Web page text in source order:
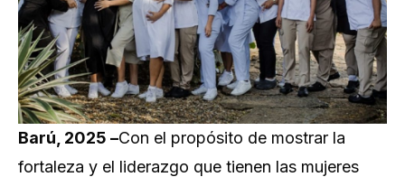
Barú, 2025 –Con el propósito de mostrar la
fortaleza y el liderazgo que tienen las mujeres